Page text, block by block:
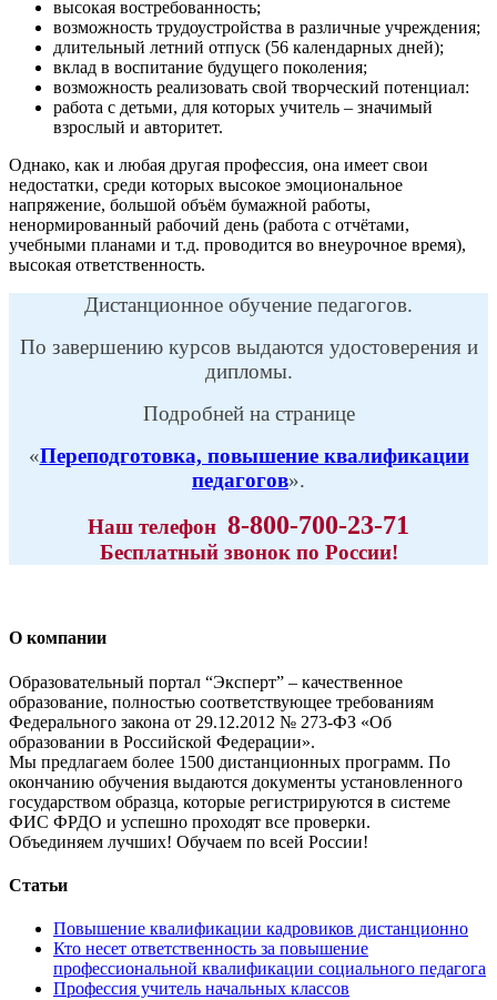
высокая востребованность;
возможность трудоустройства в различные учреждения;
длительный летний отпуск (56 календарных дней);
вклад в воспитание будущего поколения;
возможность реализовать свой творческий потенциал:
работа с детьми, для которых учитель – значимый
взрослый и авторитет.
Однако, как и любая другая профессия, она имеет свои
недостатки, среди которых высокое эмоциональное
напряжение, большой объём бумажной работы,
ненормированный рабочий день (работа с отчётами,
учебными планами и т.д. проводится во внеурочное время),
высокая ответственность.
Дистанционное обучение педагогов.
По завершению курсов выдаются удостоверения и
дипломы.
Подробней на странице
«Переподготовка, повышение квалификации
педагогов».
Наш телефон 8-800-700-23-71
Бесплатный звонок по России!
О компании
Образовательный портал “Эксперт” – качественное
образование, полностью соответствующее требованиям
Федерального закона от 29.12.2012 № 273-ФЗ «Об
образовании в Российской Федерации».
Мы предлагаем более 1500 дистанционных программ. По
окончанию обучения выдаются документы установленного
государством образца, которые регистрируются в системе
ФИС ФРДО и успешно проходят все проверки.
Объединяем лучших! Обучаем по всей России!
Статьи
Повышение квалификации кадровиков дистанционно
Кто несет ответственность за повышение
профессиональной квалификации социального педагога
Профессия учитель начальных классов